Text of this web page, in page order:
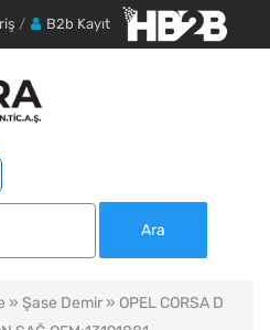
/ B2b Kayıt
Ara
» Şase Demir » OPEL CORSA D